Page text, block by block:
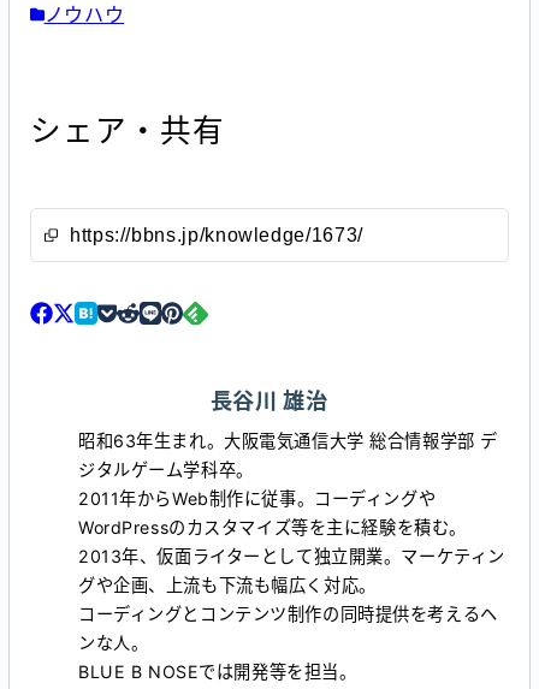
ノウハウ
シェア・共有
長谷川 雄治
昭和63年生まれ。大阪電気通信大学 総合情報学部 デ
ジタルゲーム学科卒。
2011年からWeb制作に従事。コーディングや
WordPressのカスタマイズ等を主に経験を積む。
2013年、仮面ライターとして独立開業。マーケティン
グや企画、上流も下流も幅広く対応。
コーディングとコンテンツ制作の同時提供を考えるヘ
ンな人。
BLUE B NOSEでは開発等を担当。